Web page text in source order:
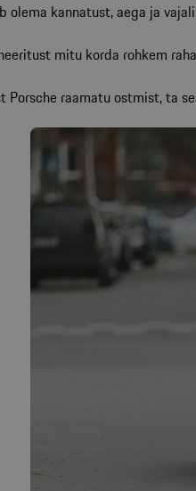
olema kannatust, aega ja
mitu korda rohkem
Porsche raamatu ostmist, ta